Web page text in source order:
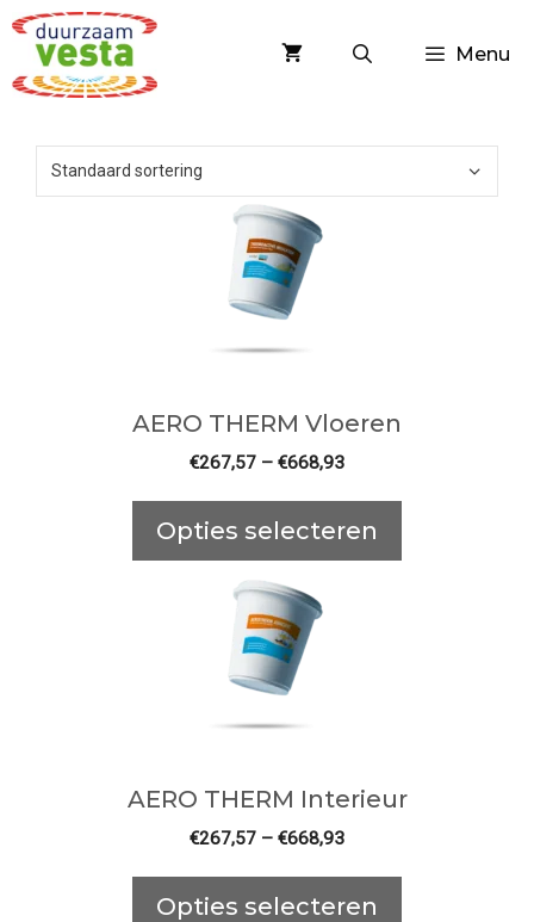
Spring
naar
inhoud
Menu
AERO THERM Vloeren
€267,57 – €668,93
Opties selecteren
AERO THERM Interieur
€267,57 – €668,93
Opties selecteren